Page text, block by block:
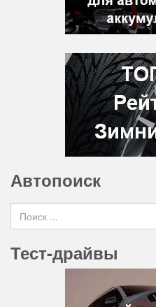
Автопоиск
Search for
Тест-драйвы